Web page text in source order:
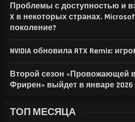
Проблемы с доступностью и
X в некоторых странах.
поколение?
NVIDIA обновила RTX Remix:
Второй сезон «Провожающей
Фрирен» выйдет в январе 2026
ТОП МЕСЯЦА